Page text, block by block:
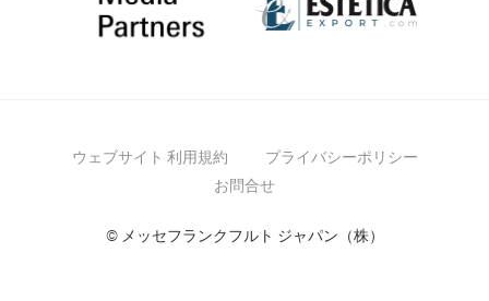
ウェブサイト 利用規約
プライバシーポリシー
お問合せ
© メッセフランクフルト ジャパン（株）